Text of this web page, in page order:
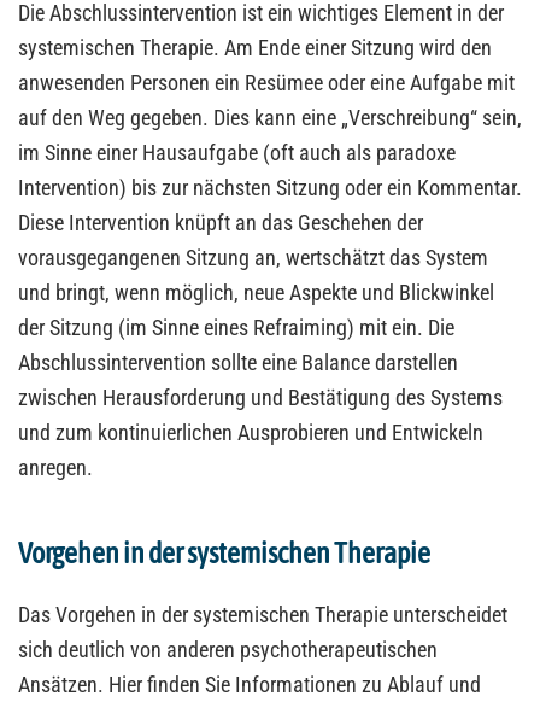
Die Abschlussintervention ist ein wichtiges Element in der
systemischen Therapie. Am Ende einer Sitzung wird den
anwesenden Personen ein Resümee oder eine Aufgabe mit
auf den Weg gegeben. Dies kann eine „Verschreibung“ sein,
im Sinne einer Hausaufgabe (oft auch als paradoxe
Intervention) bis zur nächsten Sitzung oder ein Kommentar.
Diese Intervention knüpft an das Geschehen der
vorausgegangenen Sitzung an, wertschätzt das System
und bringt, wenn möglich, neue Aspekte und Blickwinkel
der Sitzung (im Sinne eines Refraiming) mit ein. Die
Abschlussintervention sollte eine Balance darstellen
zwischen Herausforderung und Bestätigung des Systems
und zum kontinuierlichen Ausprobieren und Entwickeln
anregen.
Vorgehen in der systemischen Therapie
Das Vorgehen in der systemischen Therapie unterscheidet
sich deutlich von anderen psychotherapeutischen
Ansätzen. Hier finden Sie Informationen zu Ablauf und